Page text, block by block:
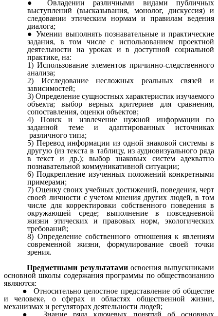
Овладении различными видами публичных
выступлений (высказывания, монолог, дискуссия) и
следовании этическим нормам и правилам ведения
диалога;
Умении выполнять познавательные и практические
задания, в том числе с использованием проектной
деятельности на уроках и в доступной социальной
практике, на:
Использование элементов причинно-следственного
анализа;
Исследование несложных реальных связей и
зависимостей;
Определение сущностных характеристик изучаемого
объекта; выбор верных критериев для сравнения,
сопоставления, оценки объектов;
Поиск и извлечение нужной информации по
заданной теме и адаптированных источниках
различного типа;
Перевод информации из одной знаковой системы в
другую (из текста в таблицу, из аудиовизуального ряда
в текст и др.); выбор знаковых систем адекватно
познавательной коммуникативной ситуации;
Подкрепление изученных положений конкретными
примерами;
Оценку своих учебных достижений, поведения, черт
своей личности с учетом мнения других людей, в том
числе для корректировки собственного поведения в
окружающей среде; выполнение в повседневной
жизни этических и правовых норм, экологических
требований;
Определение собственного отношения к явлениям
современной жизни, формулирование своей точки
зрения.
Предметными результатамиосвоения выпускниками
основной школы содержания программы по обществознанию
являются:
Относительно целостное представление об обществе
и человеке, о сферах и областях общественной жизни,
механизмах и регуляторах деятельности людей;